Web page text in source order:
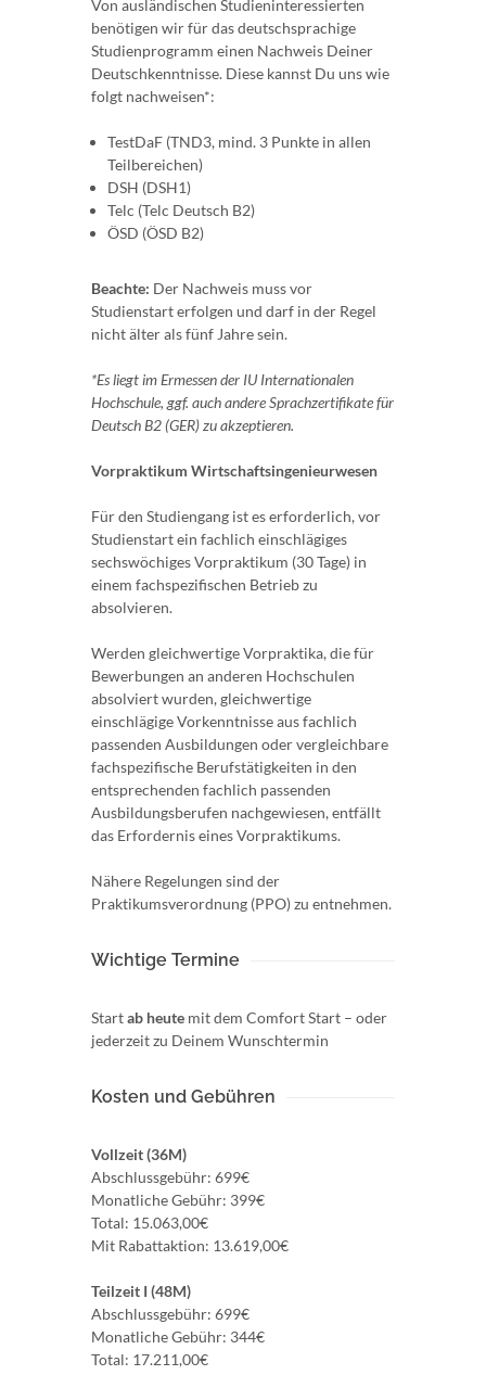
Von ausländischen Studieninteressierten
benötigen wir für das deutschsprachige
Studienprogramm einen Nachweis Deiner
Deutschkenntnisse. Diese kannst Du uns wie
folgt nachweisen*:
TestDaF (TND3, mind. 3 Punkte in allen
Teilbereichen)
DSH (DSH1)
Telc (Telc Deutsch B2)
ÖSD (ÖSD B2)
Beachte: Der Nachweis muss vor
Studienstart erfolgen und darf in der Regel
nicht älter als fünf Jahre sein.
*Es liegt im Ermessen der IU Internationalen
Hochschule, ggf. auch andere Sprachzertifikate für
Deutsch B2 (GER) zu akzeptieren.
Vorpraktikum Wirtschaftsingenieurwesen
Für den Studiengang ist es erforderlich, vor
Studienstart ein fachlich einschlägiges
sechswöchiges Vorpraktikum (30 Tage) in
einem fachspezifischen Betrieb zu
absolvieren.
Werden gleichwertige Vorpraktika, die für
Bewerbungen an anderen Hochschulen
absolviert wurden, gleichwertige
einschlägige Vorkenntnisse aus fachlich
passenden Ausbildungen oder vergleichbare
fachspezifische Berufstätigkeiten in den
entsprechenden fachlich passenden
Ausbildungsberufen nachgewiesen, entfällt
das Erfordernis eines Vorpraktikums.
Nähere Regelungen sind der
Praktikumsverordnung (PPO) zu entnehmen.
Wichtige Termine
Startab heute mit dem Comfort Start – oder
jederzeit zu Deinem Wunschtermin
Kosten und Gebühren
Vollzeit (36M)
Abschlussgebühr: 699€
Monatliche Gebühr: 399€
Total: 15.063,00€
Mit Rabattaktion: 13.619,00€
Teilzeit I (48M)
Abschlussgebühr: 699€
Monatliche Gebühr: 344€
Total: 17.211,00€